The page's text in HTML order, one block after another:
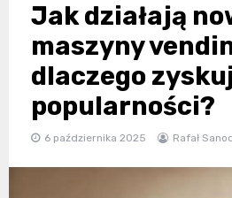
Jak działają
maszyny
dlaczego
popularności?
6 października 2025 Rafał